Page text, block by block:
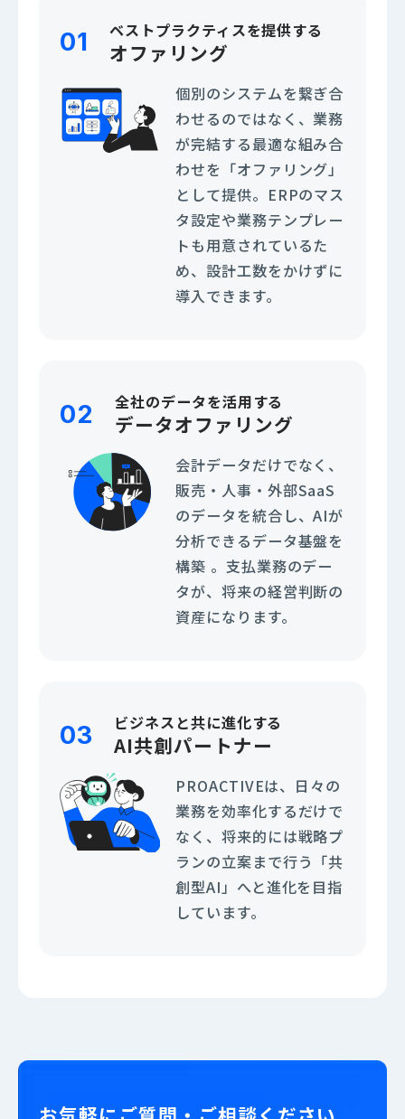
01 ベストプラクティスを提供する
オファリング
個別のシステムを繋ぎ合
わせるのではなく、業務
が完結する最適な組み合
わせを「オファリング」
として提供。ERPのマス
タ設定や業務テンプレー
トも用意されているた
め、設計工数をかけずに
導入できます。
02 全社のデータを活用する
データオファリング
会計データだけでなく、
販売・人事・外部SaaS
のデータを統合し、AIが
分析できるデータ基盤を
構築 。支払業務のデー
タが、将来の経営判断の
資産になります。
03 ビジネスと共に進化する
AI共創パートナー
PROACTIVEは、日々の
業務を効率化するだけで
なく、将来的には戦略プ
ランの立案まで行う「共
創型AI」へと進化を目指
しています。